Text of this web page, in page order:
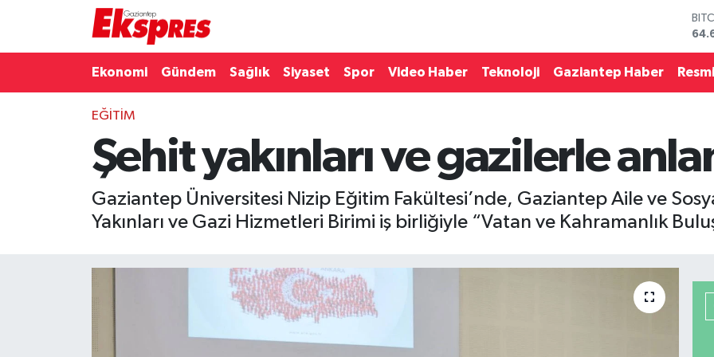
Ekonomi Gündem Sağlık Siyaset Spor Video Haber Teknoloji Gaziantep Haber
EĞITIM
Şehit yakınları ve gazilerle
Gaziantep Üniversitesi Nizip Eğitim Fakültesi’nde, Gaziantep Aile ve
Yakınları ve Gazi Hizmetleri Birimi iş birliğiyle “Vatan ve Kahramanlık
Gaziantep son dakika
Gündem
Kültür Sanat
Magazin
Puan Durumu ve Fikstür
Tüm Manşetler
Son Dakika Haberleri